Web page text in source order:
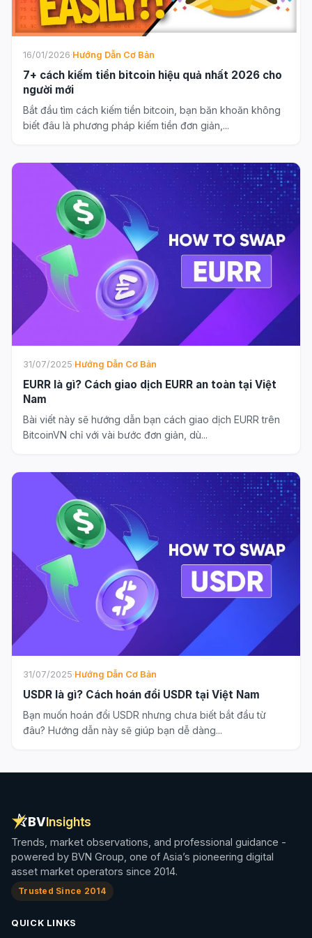
16/01/2026·Hướng Dẫn Cơ Bản
7+ cách kiếm tiền bitcoin hiệu quả nhất 2026 cho
người mới
Bắt đầu tìm cách kiếm tiền bitcoin, bạn băn khoăn không
biết đâu là phương pháp kiếm tiền đơn giản,...
31/07/2025·Hướng Dẫn Cơ Bản
EURR là gì? Cách giao dịch EURR an toàn tại Việt
Nam
Bài viết này sẽ hướng dẫn bạn cách giao dịch EURR trên
BitcoinVN chỉ với vài bước đơn giản, dù...
31/07/2025·Hướng Dẫn Cơ Bản
USDR là gì? Cách hoán đổi USDR tại Việt Nam
Bạn muốn hoán đổi USDR nhưng chưa biết bắt đầu từ
đâu? Hướng dẫn này sẽ giúp bạn dễ dàng...
BVInsights
Trends, market observations, and professional guidance -
powered by BVN Group, one of Asia’s pioneering digital
asset market operators since 2014.
Trusted Since 2014
QUICK LINKS